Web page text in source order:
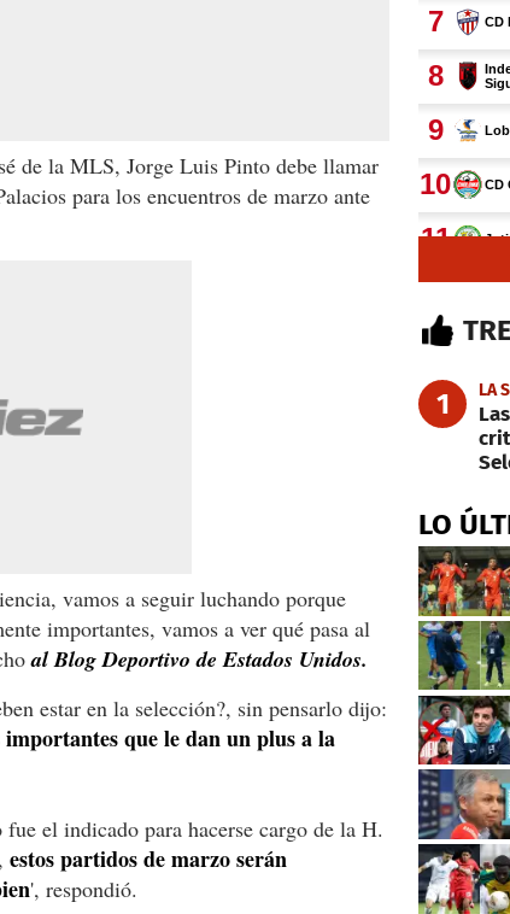
de la MLS, Jorge Luis Pinto debe llamar
para los encuentros de marzo ante
vamos a seguir luchando porque
importantes, vamos a ver qué pasa al
al Blog Deportivo de Estados Unidos.
estar en la selección?, sin pensarlo dijo:
que le dan un plus a la
el indicado para hacerse cargo de la H.
estos partidos de marzo serán
', respondió.
1 LA
LO